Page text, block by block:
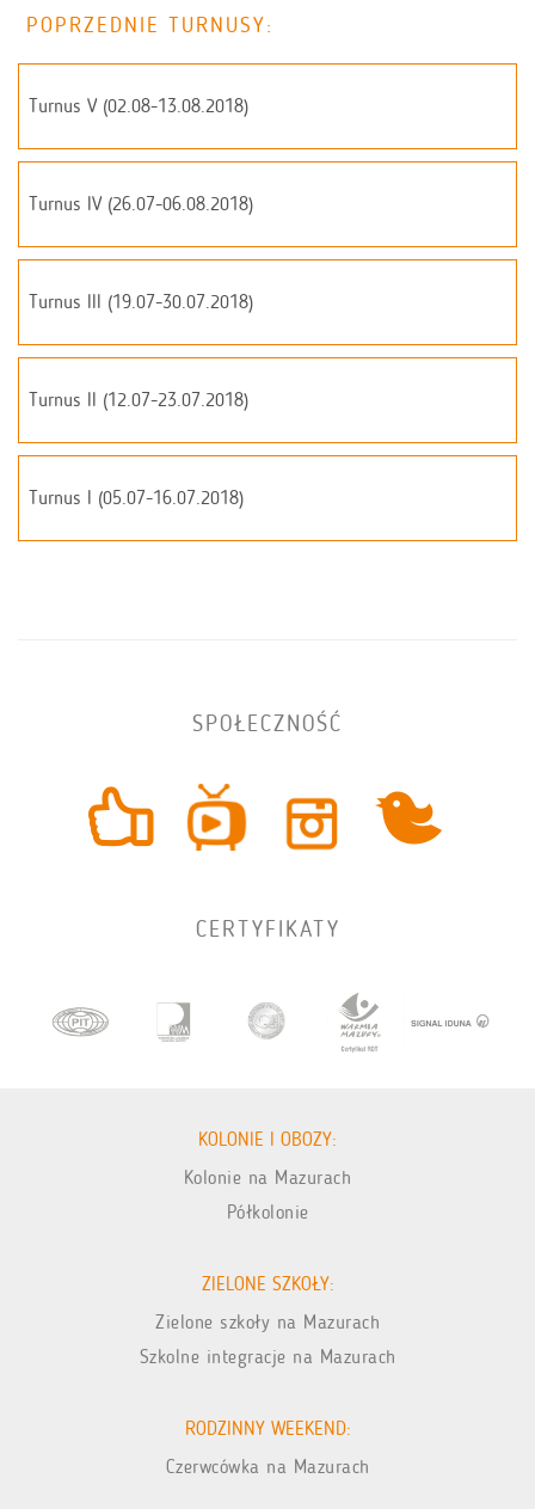
POPRZEDNIE TURNUSY:
Turnus V (02.08-13.08.2018)
Turnus IV (26.07-06.08.2018)
Turnus III (19.07-30.07.2018)
Turnus II (12.07-23.07.2018)
Turnus I (05.07-16.07.2018)
SPOŁECZNOŚĆ
CERTYFIKATY
KOLONIE I OBOZY:
Kolonie na Mazurach
Półkolonie
ZIELONE SZKOŁY:
Zielone szkoły na Mazurach
Szkolne integracje na Mazurach
RODZINNY WEEKEND:
Czerwcówka na Mazurach